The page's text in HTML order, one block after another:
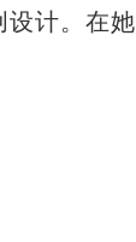
计。在她